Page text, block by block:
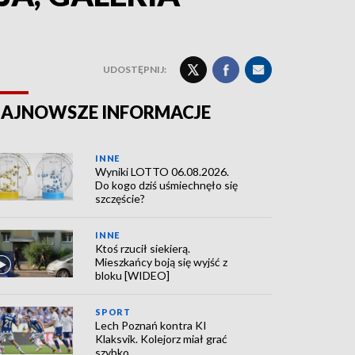
UDOSTĘPNIJ:
INFORMACJE
INNE
Wyniki LOTTO 06.08.2026.
Do kogo dziś uśmiechnęło się
szczęście?
INNE
Ktoś rzucił siekierą.
Mieszkańcy boją się wyjść z
bloku [WIDEO]
SPORT
Lech Poznań kontra KI
Klaksvik. Kolejorz miał grać
szybko